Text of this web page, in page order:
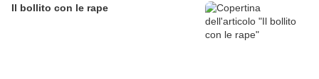
Il bollito con le rape